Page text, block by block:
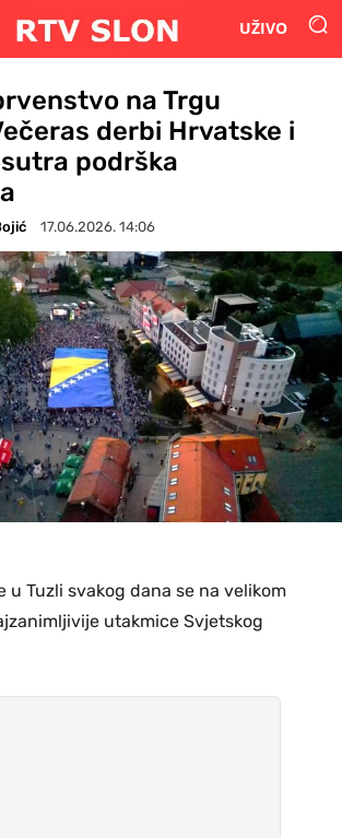
UŽIVO
na Trgu
derbi Hrvatske i
podrška
17.06.2026. 14:06
u Tuzli svakog dana se na velikom
utakmice Svjetskog